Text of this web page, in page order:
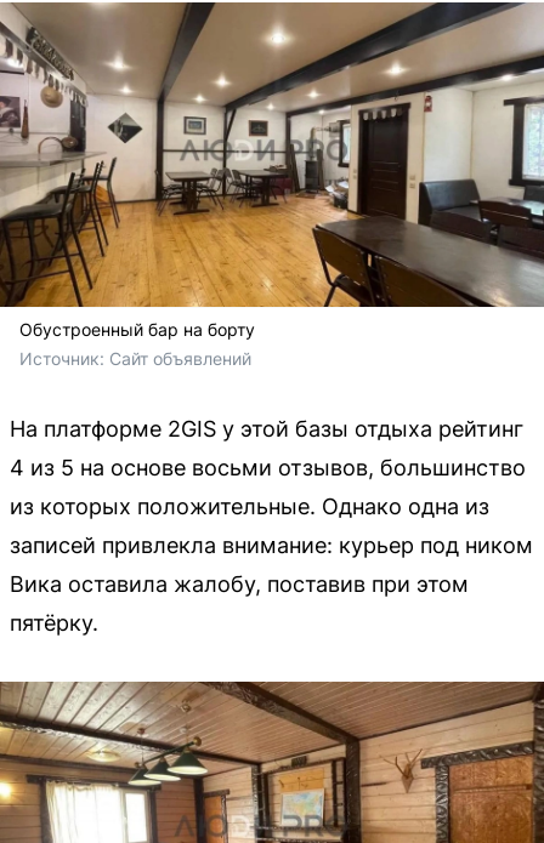
Обустроенный бар на борту
Источник: Сайт объявлений
На платформе 2GIS у этой базы отдыха рейтинг
4 из 5 на основе восьми отзывов, большинство
из которых положительные. Однако одна из
записей привлекла внимание: курьер под ником
Вика оставила жалобу, поставив при этом
пятёрку.